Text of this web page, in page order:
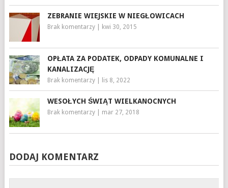
ZEBRANIE WIEJSKIE W NIEGŁOWICACH
Brak komentarzy| kwi 30, 2015
OPŁATA ZA PODATEK, ODPADY KOMUNALNE I
KANALIZACJĘ
Brak komentarzy| lis 8, 2022
WESOŁYCH ŚWIĄT WIELKANOCNYCH
Brak komentarzy| mar 27, 2018
DODAJ KOMENTARZ